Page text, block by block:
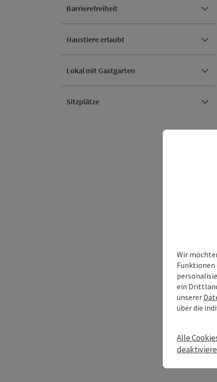
Barrierefreiheit
Haustiere erlaubt
Lokal mit Gastgarten
Sitzplätze
Wir
Funktionen
ein
unserer
über die
Alle